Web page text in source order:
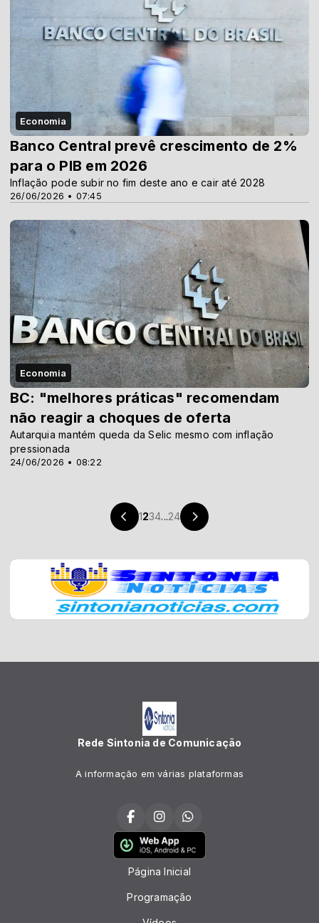
Economia
26/06/2026 • 07:45
Banco Central prevê crescimento de 2%
para o PIB em 2026
Inflação pode subir no fim deste ano e cair até 2028
Economia
24/06/2026 • 08:22
BC: "melhores práticas" recomendam
não reagir a choques de oferta
Autarquia mantém queda da Selic mesmo com inflação
pressionada
1234...24
Rede Sintonia de Comunicação
A informação em várias plataformas
Página Inicial
Programação